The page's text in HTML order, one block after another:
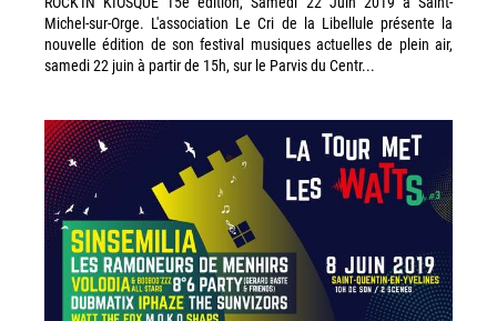
Michel-sur-Orge. L'association Le Cri de la Libellule présente la
nouvelle édition de son festival musiques actuelles de plein air,
samedi 22 juin à partir de 15h, sur le Parvis du Centr...